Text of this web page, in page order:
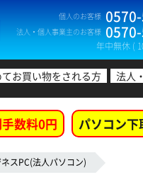
個人のお客様
法人・個人事業主のお客様
年中無休 (
お買い物をされる方 法人
数料0円 パソコン下
ネスPC(法人パソコン)